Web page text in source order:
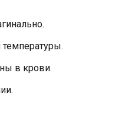
температуры.
в крови.